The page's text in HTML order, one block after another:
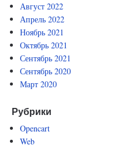
Август 2022
Апрель 2022
Ноябрь 2021
Октябрь 2021
Сентябрь 2021
Сентябрь 2020
Март 2020
Рубрики
Opencart
Web